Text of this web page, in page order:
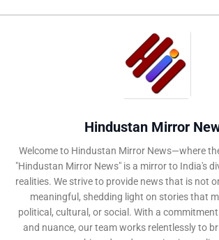
Hindustan Mirror
Welcome to Hindustan Mirror News—where
"Hindustan Mirror News" is a mirror to India's
realities. We strive to provide news that is not
meaningful, shedding light on stories that
political, cultural, or social. With a
and nuance, our team works relentlessly to